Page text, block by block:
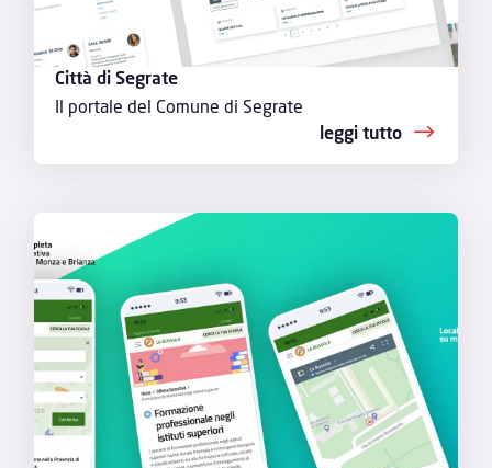
Città di Segrate
Il portale del Comune di Segrate
leggi tutto